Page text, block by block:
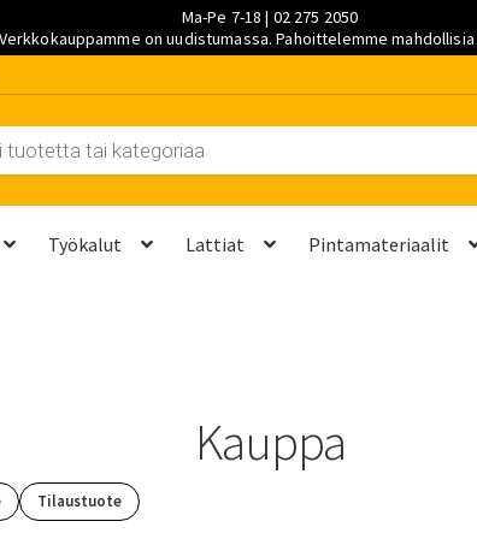
Ma-Pe 7-18 | 02 275 2050
Verkkokauppamme on uudistumassa. Pahoittelemme
Työkalut Lattiat Pintamateriaalit
Saavutettavuusseloste
Kauppa
Tilaustuote